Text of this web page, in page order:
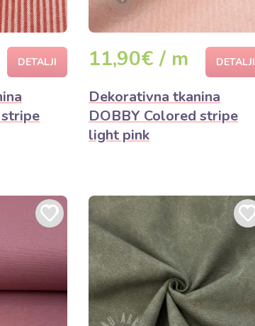
DETALJI 11,90€ / m DETALJI
Dekorativna tkanina
DOBBY Colored stripe
light pink